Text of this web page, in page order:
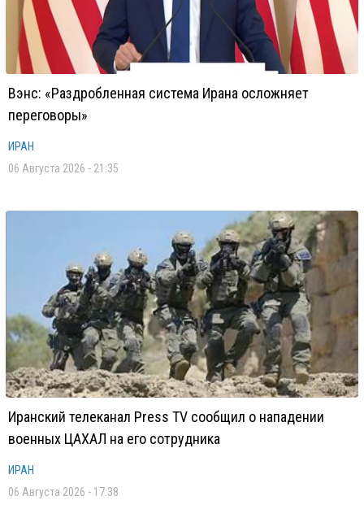
Вэнс: «Раздробленная система Ирана осложняет
переговоры»
ИРАН
06 Августа 2026 - 21:35
Иранский телеканал Press TV сообщил о нападении
военных ЦАХАЛ на его сотрудника
ИРАН
06 Августа 2026 - 17:38